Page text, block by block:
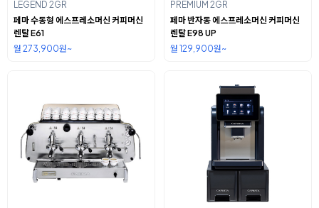
LEGEND 2GR
페마 수동형 에스프레소머신 커피머신
렌탈 E61
월 273,900원~
PREMIUM 2GR
페마 반자동 에스프레소머신 커피머신
렌탈 E98 UP
월 129,900원~